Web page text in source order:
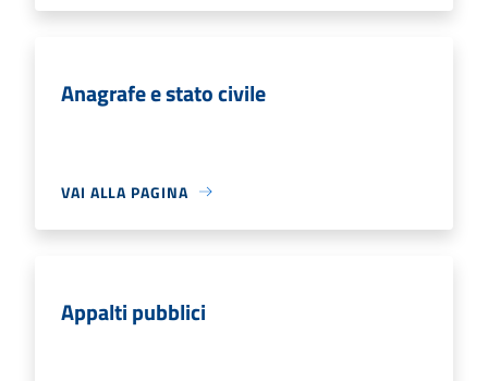
Anagrafe e stato civile
VAI ALLA PAGINA
Appalti pubblici